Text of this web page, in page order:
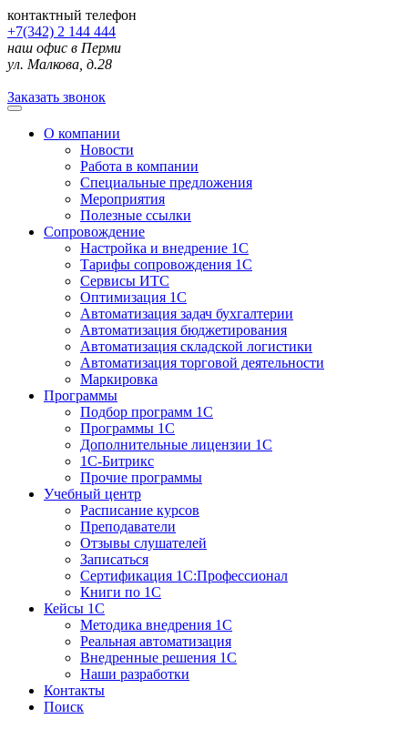
контактный телефон
+7(342) 2 144 444
наш офис в Перми
ул. Малкова, д.28
Заказать звонок
О компании
Новости
Работа в компании
Специальные предложения
Мероприятия
Полезные ссылки
Сопровождение
Настройка и внедрение 1С
Тарифы сопровождения 1С
Сервисы ИТС
Оптимизация 1С
Автоматизация задач бухгалтерии
Автоматизация бюджетирования
Автоматизация складской логистики
Автоматизация торговой деятельности
Маркировка
Программы
Подбор программ 1С
Программы 1С
Дополнительные лицензии 1С
1С-Битрикс
Прочие программы
Учебный центр
Расписание курсов
Преподаватели
Отзывы слушателей
Записаться
Сертификация 1С:Профессионал
Книги по 1С
Кейсы 1С
Методика внедрения 1С
Реальная автоматизация
Внедренные решения 1С
Наши разработки
Контакты
Поиск